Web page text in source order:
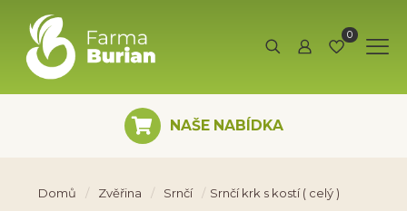
0
NAŠE NABÍDKA
Domů / Zvěřina / Srnčí / Srnčí krk s kostí ( celý )